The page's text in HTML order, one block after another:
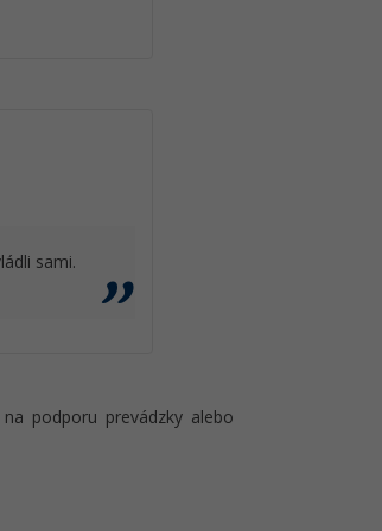
sami.
na podporu prevádzky alebo